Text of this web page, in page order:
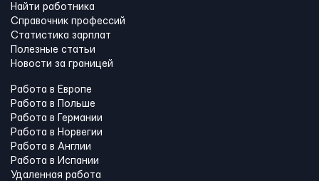
Найти работника
Справочник профессий
Статистика зарплат
Полезные статьи
Новости за границей
Работа в Европе
Работа в Польше
Работа в Германии
Работа в Норвегии
Работа в Англии
Работа в Испании
Удаленная работа